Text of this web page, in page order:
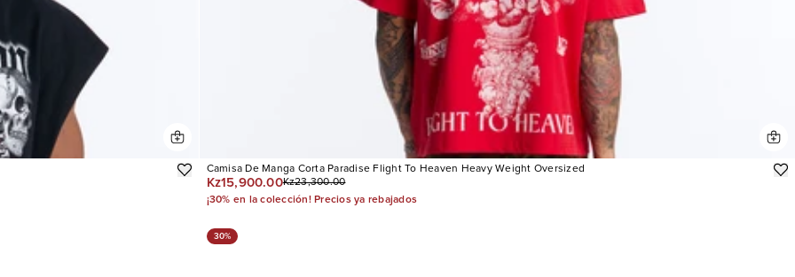
Camisa De Manga Corta Paradise Flight To Heaven Heavy Weight Oversized
Kz15,900.00Kz23,300.00
¡30% en la colección! Precios ya rebajados
30%